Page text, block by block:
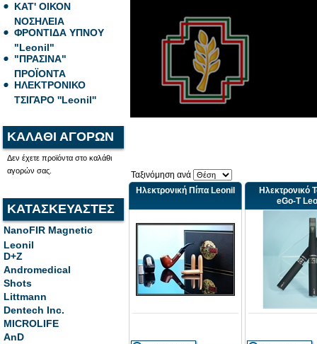
ΚΑΤ' ΟΙΚΟΝ
ΝΟΣΗΛΕΙΑ
ΦΡΟΝΤΙΔΑ ΥΠΝΟΥ
"Leonil"
"ΠΡΑΣΙΝΑ"
ΠΡΟΪΟΝΤΑ
ΗΛΕΚΤΡΟΝΙΚΟ
ΤΣΙΓΑΡΟ ''Leonil''
ΚΑΛΑΘΙ ΑΓΟΡΩΝ
Δεν έχετε προϊόντα στο καλάθι
αγορών σας.
ΚΑΤΑΣΚΕΥΑΣΤΕΣ
NanoFIR Magnetic
Leonil
D+Z
Andromedical
Shots
Littmann
Dentech Inc.
MICROLIFE
AnD
Ταξινόμηση ανά
Hλεκτρονική Πίπα Leonil
Hλεκτρονικό
eGo-T